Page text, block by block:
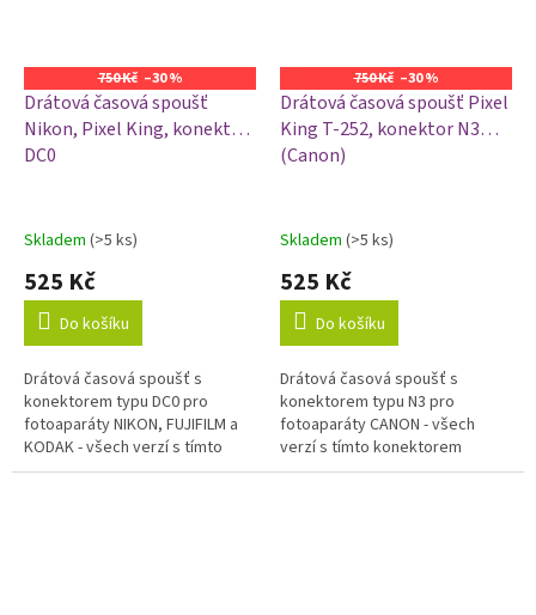
750 Kč –30 %
Drátová časová spoušť
Nikon, Pixel King, konektor
DC0
Skladem (>5 ks)
525 Kč
Do košíku
Drátová časová spoušť s
konektorem typu DC0 pro
fotoaparáty NIKON, FUJIFILM a
KODAK - všech verzí s tímto
konektorem
750 Kč –30 %
Drátová časová spoušť Pixel
King T-252, konektor N3
(Canon)
Skladem (>5 ks)
525 Kč
Do košíku
Drátová časová spoušť s
konektorem typu N3 pro
fotoaparáty CANON - všech
verzí s tímto konektorem